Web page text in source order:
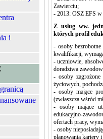
i
Zawierciu;
- 2013: OSZ EFS
Z usług ww.
których profil
- osoby
kwalifikacji,
- uczniowie,
doradztwa
- osoby zagrożone
życiowych,
- osoby mające
(zwłaszcza wśród
- osoby mające
edukacyjno-
ofertach pracy,
- osoby
planowania kariery